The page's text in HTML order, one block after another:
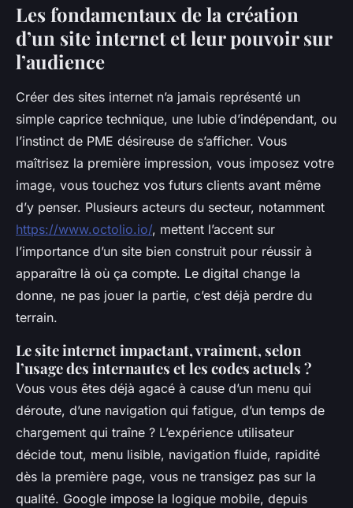
Les fondamentaux de la création
d’un site internet et leur pouvoir sur
l’audience
Créer des sites internet n’a jamais représenté un
simple caprice technique, une lubie d’indépendant, ou
l’instinct de PME désireuse de s’afficher. Vous
maîtrisez la première impression, vous imposez votre
image, vous touchez vos futurs clients avant même
d’y penser. Plusieurs acteurs du secteur, notamment
https://www.octolio.io/, mettent l’accent sur
l’importance d’un site bien construit pour réussir à
apparaître là où ça compte. Le digital change la
donne, ne pas jouer la partie, c’est déjà perdre du
terrain.
Le site internet impactant, vraiment, selon
l’usage des internautes et les codes actuels ?
Vous vous êtes déjà agacé à cause d’un menu qui
déroute, d’une navigation qui fatigue, d’un temps de
chargement qui traîne ? L’expérience utilisateur
décide tout, menu lisible, navigation fluide, rapidité
dès la première page, vous ne transigez pas sur la
qualité. Google impose la logique mobile, depuis